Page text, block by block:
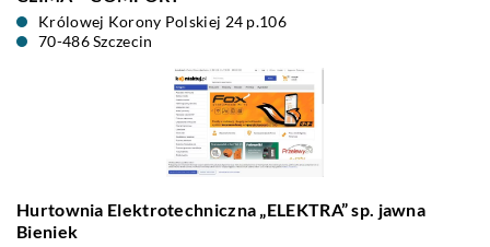
Królowej Korony Polskiej 24 p.106
70-486 Szczecin
Hurtownia Elektrotechniczna „ELEKTRA” sp. jawna
Bieniek